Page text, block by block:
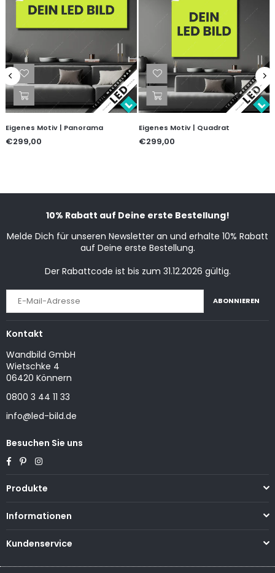
Eigenes Motiv | Panorama
€299,00
Eigenes Motiv | Quadrat
€299,00
10% Rabatt auf Deine erste Bestellung!
Melde Dich für unseren Newsletter an und erhalte 10% Rabatt
auf Deine erste Bestellung.
Der Rabattcode ist bis zum 31.12.2026 gültig.
ABONNIEREN
Kontakt
Wandbild GmbH
Wietschke 4
06420 Könnern
0800 3 44 11 33
info@led-bild.de
Besuchen Sie uns
Facebook
PinterestInstagram
Produkte
Informationen
Kundenservice